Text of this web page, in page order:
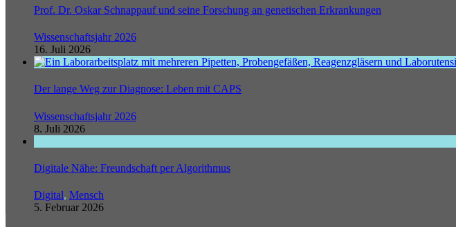
Prof. Dr. Oskar Schnappauf und seine Forschung an genetischen Erkrankungen
Wissenschaftsjahr 2026
16. Juli 2026
Der lange Weg zur Diagnose: Leben mit CAPS
Wissenschaftsjahr 2026
8. Juli 2026
Digitale Nähe: Freundschaft per Algorithmus
Digital, Mensch
5. Februar 2026